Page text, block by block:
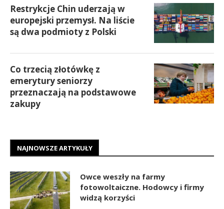
Restrykcje Chin uderzają w
europejski przemysł. Na liście
są dwa podmioty z Polski
Co trzecią złotówkę z
emerytury seniorzy
przeznaczają na podstawowe
zakupy
NAJNOWSZE ARTYKUŁY
Owce weszły na farmy
fotowoltaiczne. Hodowcy i firmy
widzą korzyści